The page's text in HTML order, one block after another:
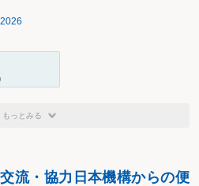
もっとみる
流・協力日本機構からの便